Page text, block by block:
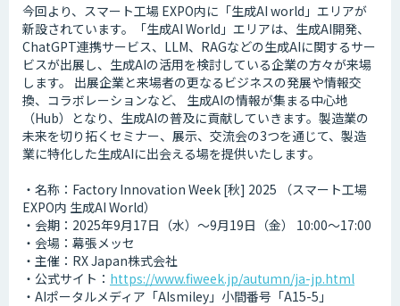
今回より、スマート工場 EXPO内に「生成AI world」エリアが
新設されています。「生成AI World」エリアは、生成AI開発、
ChatGPT連携サービス、LLM、RAGなどの生成AIに関するサー
ビスが出展し、生成AIの活用を検討している企業の方々が来場
します。 出展企業と来場者の更なるビジネスの発展や情報交
換、コラボレーションなど、 生成AIの情報が集まる中心地
（Hub）となり、生成AIの普及に貢献していきます。製造業の
未来を切り拓くセミナー、展示、交流会の3つを通じて、製造
業に特化した生成AIに出会える場を提供いたします。
・名称：Factory Innovation Week [秋] 2025 （スマート工場
EXPO内 生成AI World）
・会期：2025年9月17日（水）～9月19日（金） 10:00～17:00
・会場：幕張メッセ
・主催：RX Japan株式会社
・公式サイト： https://www.fiweek.jp/autumn/ja-jp.html
・AIポータルメディア「AIsmiley」小間番号「A15-5」